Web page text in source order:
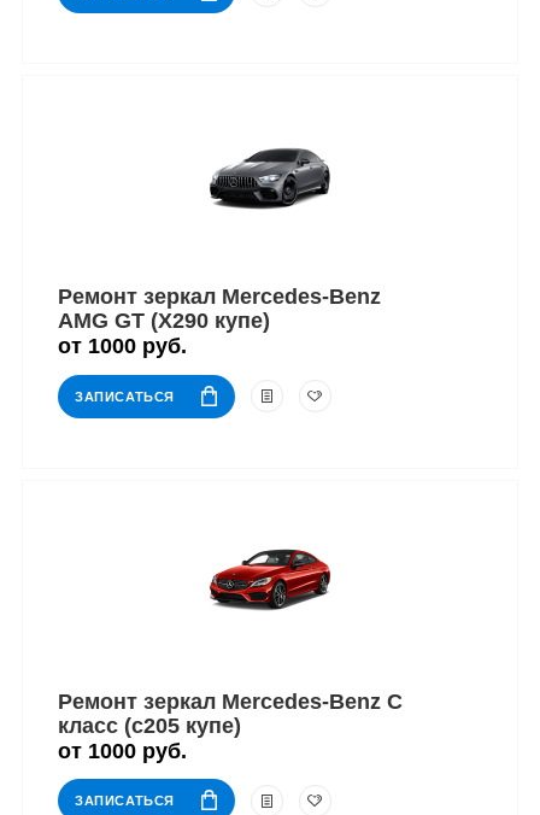
Ремонт зеркал Mercedes-Benz
AMG GT (X290 купе)
от 1000 руб.
ЗАПИСАТЬСЯ
Ремонт зеркал Mercedes-Benz C
класс (c205 купе)
от 1000 руб.
ЗАПИСАТЬСЯ